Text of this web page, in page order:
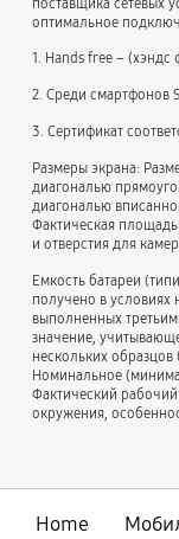
оптимальное
1. Hands free – (хэндс
2. Cреди смартфонов
3. Cертификат
Размеры экрана:
диагональю
диагональю
Фактическая
и отверстия для
Емкость батареи
получено в условиях
выполненных
значение,
нескольких образцов
Номинальное
Фактический рабочий
окружения,
Home